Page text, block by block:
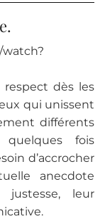
dès les
qui unissent
différents
fois
d’accrocher
anecdote
leur